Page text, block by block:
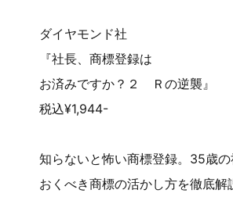
ダイヤモンド社
『社長、商標登録は
お済みですか？２ Ｒの逆襲』
税込¥1,944-
知らないと怖い商標登録。35歳
おくべき商標の活かし方を徹底解